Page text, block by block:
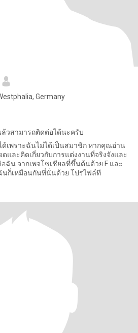
Germany
วสามารถติดต่อได้นะครับ
เพราะฉันไม่ได้เป็นสมาชิก หากคุณอ่าน
และคิดเกี่ยวกับการแต่งงานที่จริงจังและ
ฉัน จากเพจโซเชียลที่ขึ้นต้นด้วย F และ
นก็เหมือนกันที่นั่นด้วย โปรไฟล์ที